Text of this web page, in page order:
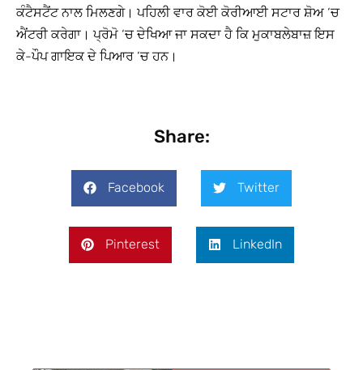
ਕੰਟੈਸਟੈਂਟ ਨਾਲ ਮਿਲਣਗੇ। ਪਹਿਲੀ ਵਾਰ ਕੋਈ ਕੋਰੀਆਈ ਸਟਾਰ ਸ਼ੋਅ ‘ਚ
ਐਂਟਰੀ ਕਰੇਗਾ। ਪ੍ਰੋਮੋ ‘ਚ ਦੇਖਿਆ ਜਾ ਸਕਦਾ ਹੈ ਕਿ ਮੁਕਾਬਲੇਬਾਜ਼ ਇਸ
ਕੇ-ਪੌਪ ਗਾਇਕ ਦੇ ਪਿਆਰ ‘ਚ ਹਨ।
Share:
Facebook Twitter
Pinterest LinkedIn